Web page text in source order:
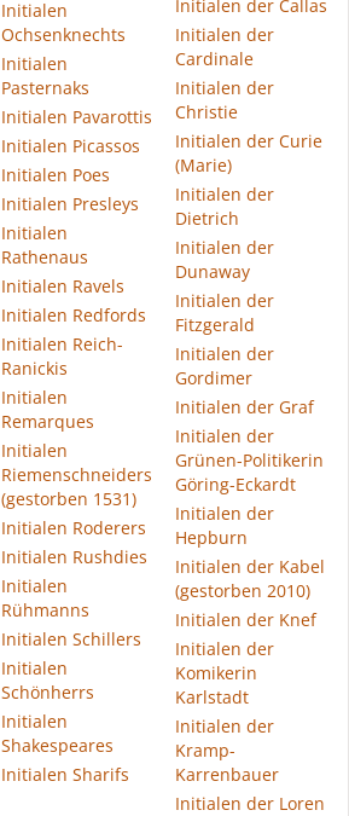
Initialen
Ochsenknechts
Initialen
Pasternaks
Initialen Pavarottis
Initialen Picassos
Initialen Poes
Initialen Presleys
Initialen
Rathenaus
Initialen Ravels
Initialen Redfords
Initialen Reich-
Ranickis
Initialen
Remarques
Initialen
Riemenschneiders
(gestorben 1531)
Initialen Roderers
Initialen Rushdies
Initialen
Rühmanns
Initialen Schillers
Initialen
Schönherrs
Initialen
Shakespeares
Initialen Sharifs
Initialen der Callas
Initialen der
Cardinale
Initialen der
Christie
Initialen der Curie
(Marie)
Initialen der
Dietrich
Initialen der
Dunaway
Initialen der
Fitzgerald
Initialen der
Gordimer
Initialen der Graf
Initialen der
Grünen-Politikerin
Göring-Eckardt
Initialen der
Hepburn
Initialen der Kabel
(gestorben 2010)
Initialen der Knef
Initialen der
Komikerin
Karlstadt
Initialen der
Kramp-
Karrenbauer
Initialen der Loren